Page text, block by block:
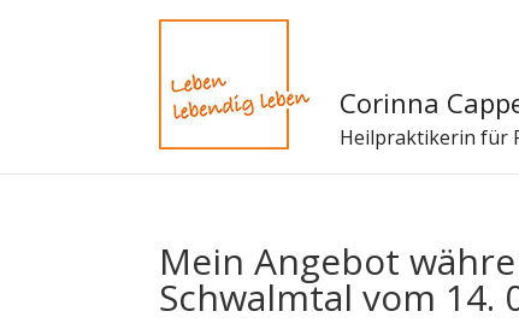
Corinna
Heilpraktikerin für
Mein Angebot
Schwalmtal vom 14.